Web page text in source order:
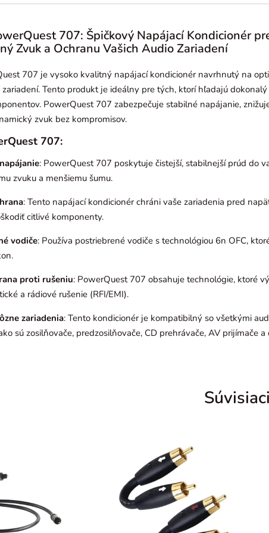
707: Špičkový Napájací Kondicionér
Zvuk a Ochranu Vašich Audio Zariadení
707 je vysoko kvalitný napájací kondicionér navrhnutý na
zariadení. Tento produkt je ideálny pre tých, ktorí hľadajú
PowerQuest 707 zabezpečuje stabilné napájanie,
zvuk bez kompromisov.
707:
: PowerQuest 707 poskytuje čistejší, stabilnejší prúd do
zvuku a menšiemu šumu.
: Tento napájací kondicionér chráni vaše zariadenia pred
citlivé komponenty.
vodiče: Používa postriebrené vodiče s technológiou 6n OFC,
proti rušeniu: PowerQuest 707 obsahuje technológie, ktoré
a rádiové rušenie (RFI/EMI).
zariadenia: Tento kondicionér je kompatibilný so všetkými
sú zosilňovače, predzosilňovače, CD prehrávače, AV prijímače a